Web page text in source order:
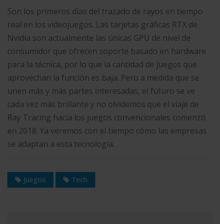
Son los primeros días del trazado de rayos en tiempo
real en los videojuegos. Las tarjetas gráficas RTX de
Nvidia son actualmente las únicas GPU de nivel de
consumidor que ofrecen soporte basado en hardware
para la técnica, por lo que la cantidad de juegos que
aprovechan la función es baja. Pero a medida que se
unen más y más partes interesadas, el futuro se ve
cada vez más brillante y no olvidemos que el viaje de
Ray Tracing hacia los juegos convencionales comenzó
en 2018. Ya veremos con el tiempo cómo las empresas
se adaptan a esta tecnología.
Juegos Tech